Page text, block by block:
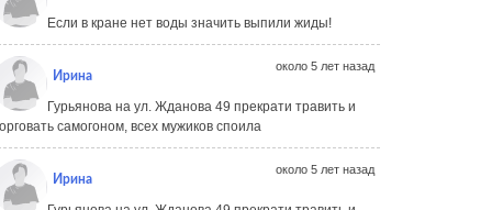
Если в кране нет воды значить выпили жиды!
Ирина
около 5 лет назад
Гурьянова на ул. Жданова 49 прекрати травить и
самогоном, всех мужиков споила
Ирина
около 5 лет назад